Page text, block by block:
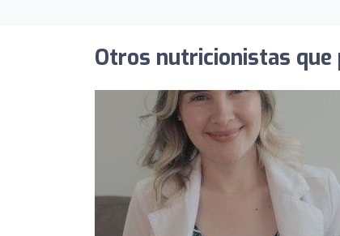
Otros nutricionistas